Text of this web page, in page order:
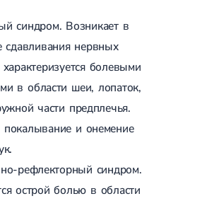
зоб (Базедова болезнь)
синдром. Возникает в
сдавливания нервных
болевыми
в области шеи, лопаток,
части предплечья.
и онемение
рефлекторный синдром.
острой болью в области